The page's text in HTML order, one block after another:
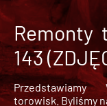
Remonty
143
torowisk. Byliśmy